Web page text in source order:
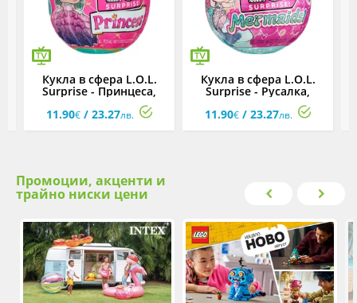
Кукла в сфера L.O.L.
Surprise - Принцеса,
11.90€/ 23.27лв.
Кукла в сфера L.O.L.
Surprise - Русалка,
11.90€/ 23.27лв.
Промоции, акценти и
трайно ниски цени